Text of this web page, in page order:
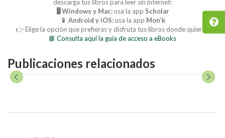
descarga tus libros para leer sin internet:
🖥️ Windows y Mac:usa la app Scholar
📱 Android y iOS:usa la app Mon’k
👉 Elige la opción que prefieras y disfruta tus libros donde quieras.
📘 Consulta aquí la guía de acceso a eBooks
Publicaciones relacionados